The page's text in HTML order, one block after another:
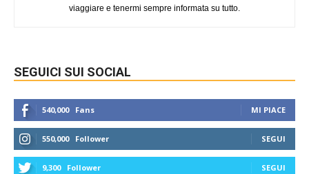
viaggiare e tenermi sempre informata su tutto.
SEGUICI SUI SOCIAL
540,000 Fans MI PIACE
550,000 Follower SEGUI
9,300 Follower SEGUI